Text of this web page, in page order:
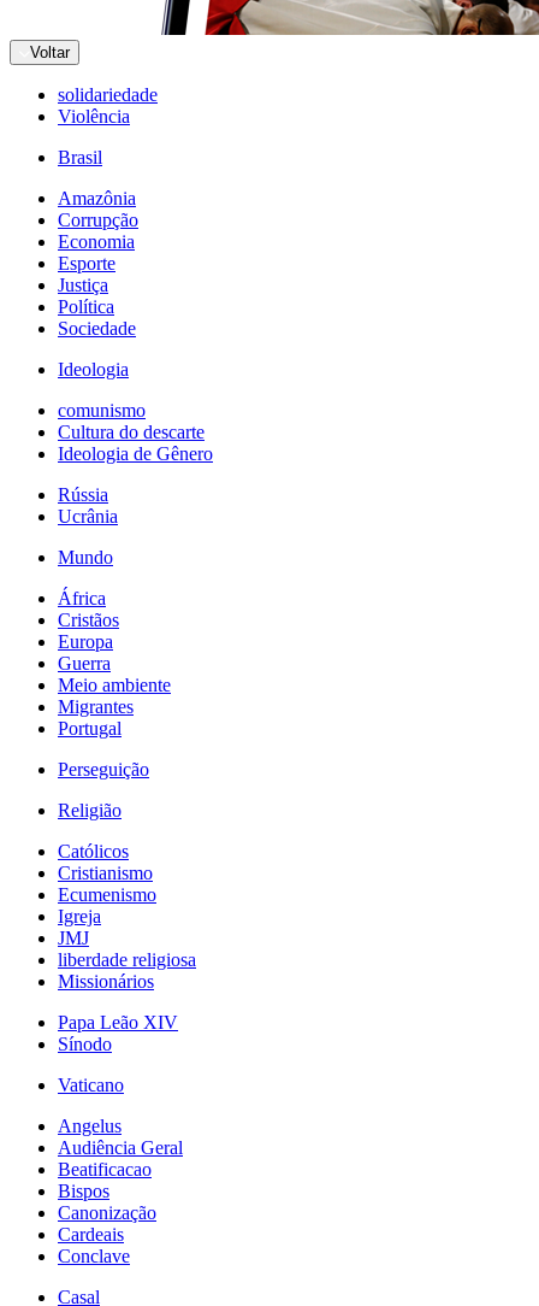
Voltar
solidariedade
Violência
Brasil
Amazônia
Corrupção
Economia
Esporte
Justiça
Política
Sociedade
Ideologia
comunismo
Cultura do descarte
Ideologia de Gênero
Rússia
Ucrânia
Mundo
África
Cristãos
Europa
Guerra
Meio ambiente
Migrantes
Portugal
Perseguição
Religião
Católicos
Cristianismo
Ecumenismo
Igreja
JMJ
liberdade religiosa
Missionários
Papa Leão XIV
Sínodo
Vaticano
Angelus
Audiência Geral
Beatificacao
Bispos
Canonização
Cardeais
Conclave
Casal